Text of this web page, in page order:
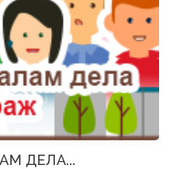
ДЕЛА...